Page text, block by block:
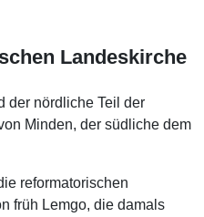
Landeskirche
der nördliche Teil der
Minden, der südliche dem
reformatorischen
früh Lemgo, die damals